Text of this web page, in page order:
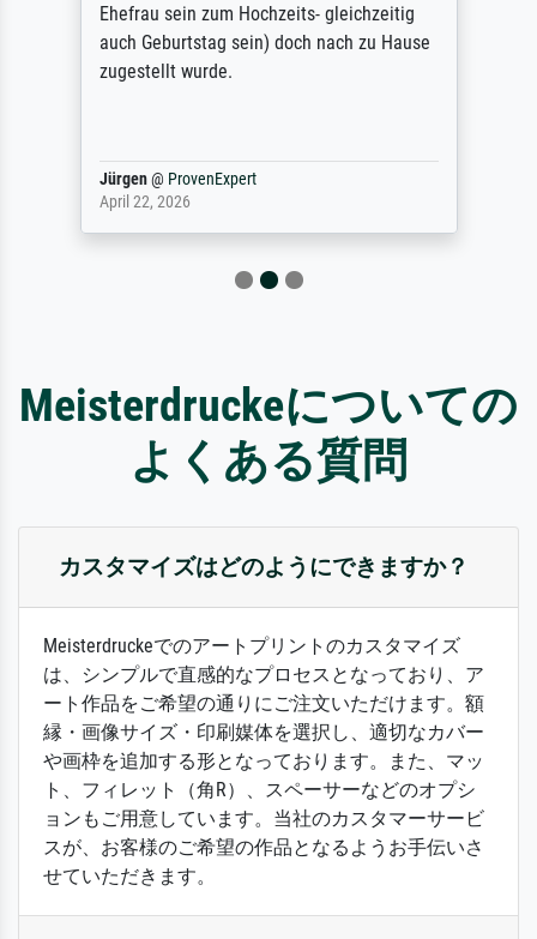
Ehefrau sein zum Hochzeits- gleichzeitig
auch Geburtstag sein) doch nach zu Hause
zugestellt wurde.
Jürgen@ ProvenExpert
April 22, 2026
Meisterdruckeについての
よくある質問
カスタマイズはどのようにできますか？
Meisterdruckeでのアートプリントのカスタマイズ
は、シンプルで直感的なプロセスとなっており、ア
ート作品をご希望の通りにご注文いただけます。額
縁・画像サイズ・印刷媒体を選択し、適切なカバー
や画枠を追加する形となっております。また、マッ
ト、フィレット（角R）、スペーサーなどのオプシ
ョンもご用意しています。当社のカスタマーサービ
スが、お客様のご希望の作品となるようお手伝いさ
せていただきます。